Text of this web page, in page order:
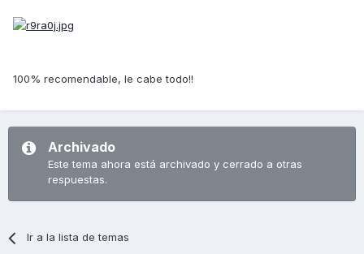
100% recomendable, le cabe todo!!
Archivado
Este tema ahora está archivado y cerrado a otras
respuestas.
Ir a la lista de temas